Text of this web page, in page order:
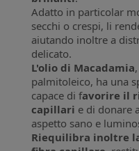
Adatto in particolar
secchi o crespi, li
aiutando inoltre a
delicato.
L'olio di Macadamia
palmitoleico, ha una
capace di favorire il
capillari e di donare
aspetto sano e
Riequilibra inoltre